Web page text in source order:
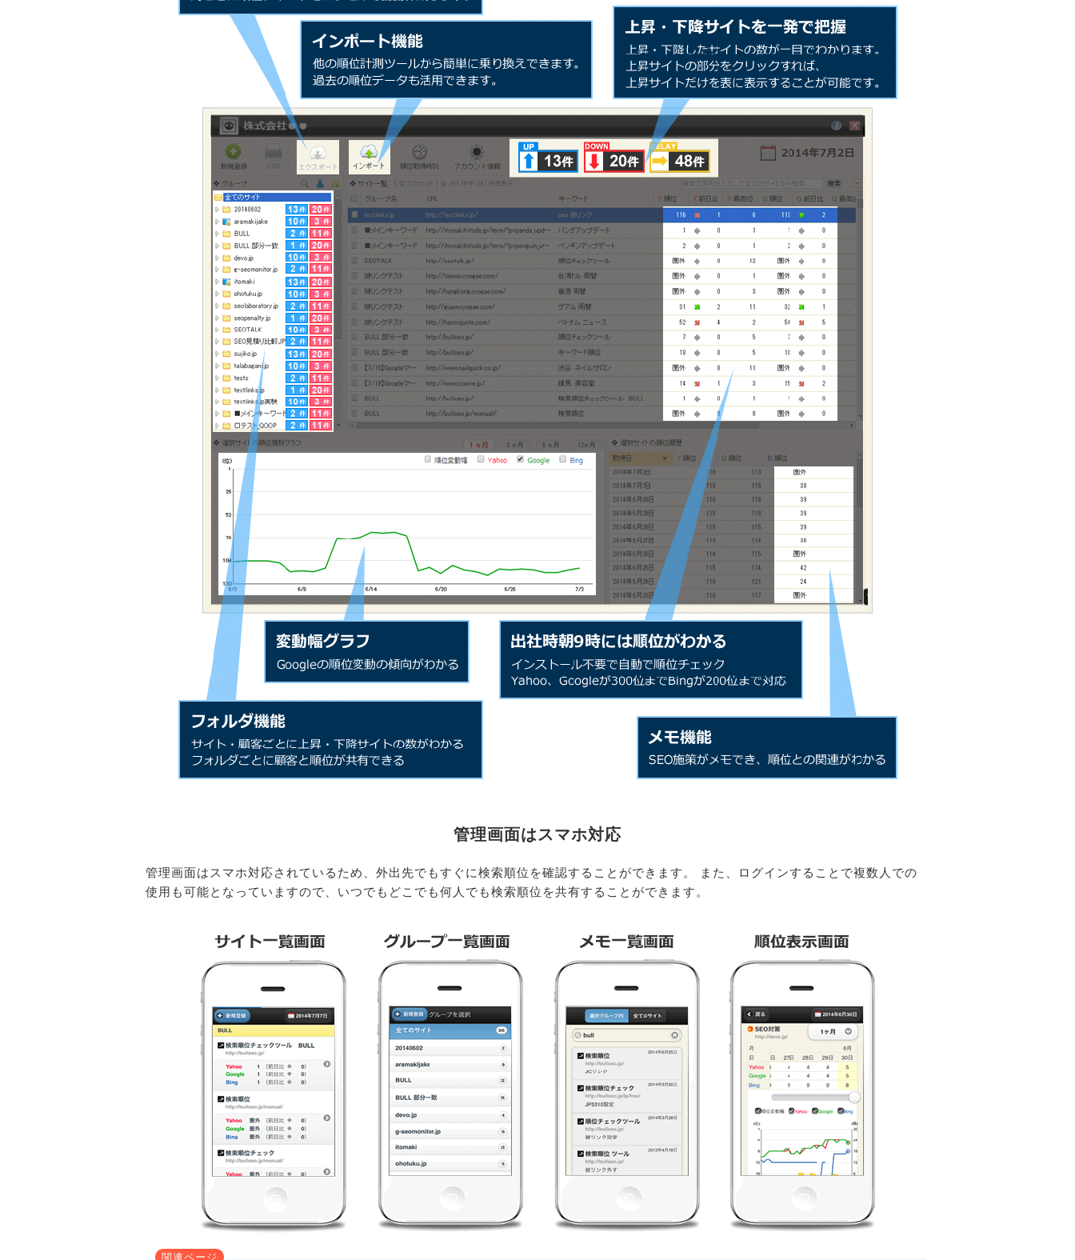
管理画面はスマホ対応
管理画面はスマホ対応されているため、外出先でもすぐに検索順位を確認することができます。 また、ログインすることで複数人での
使用も可能となっていますので、いつでもどこでも何人でも検索順位を共有することができます。
関連ページ